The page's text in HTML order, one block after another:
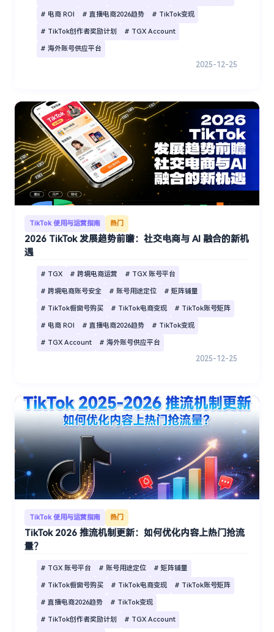
# 电商 ROI # 直播电商2026趋势 # TikTok变现
# TikTok创作者奖励计划 # TGX Account
# 海外账号供应平台
2025-12-25
TikTok 使用与运营指南 热门
2026 TikTok 发展趋势前瞻：社交电商与 AI 融合的新机
遇
# TGX # 跨境电商运营 # TGX 账号平台
# 跨境电商账号安全 # 账号用途定位 # 矩阵铺量
# TikTok橱窗号购买 # TikTok电商变现 # TikTok账号矩阵
# 电商 ROI # 直播电商2026趋势 # TikTok变现
# TGX Account # 海外账号供应平台
2025-12-25
TikTok 使用与运营指南 热门
TikTok 2026 推流机制更新：如何优化内容上热门抢流
量？
# TGX 账号平台 # 账号用途定位 # 矩阵铺量
# TikTok橱窗号购买 # TikTok电商变现 # TikTok账号矩阵
# 直播电商2026趋势 # TikTok变现
# TikTok创作者奖励计划 # TGX Account